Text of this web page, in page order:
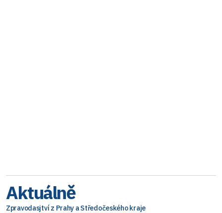
Aktuálně
Zpravodasjtví z Prahy a Středočeského kraje